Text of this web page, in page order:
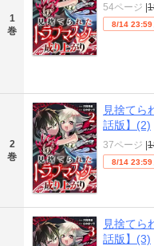
1
巻
54ページ |
8/14 23:59
2
巻
見捨てら
話版】(2)
37ページ |
8/14 23:59
見捨てら
話版】(3)